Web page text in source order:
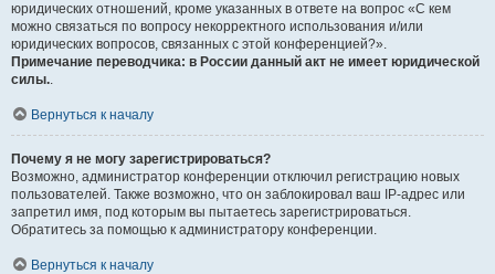
юридических отношений, кроме указанных в ответе на вопрос «С кем
можно связаться по вопросу некорректного использования и/или
юридических вопросов, связанных с этой конференцией?».
Примечание переводчика: в России данный акт не имеет юридической
силы..
Вернуться к началу
Почему я не могу зарегистрироваться?
Возможно, администратор конференции отключил регистрацию новых
пользователей. Также возможно, что он заблокировал ваш IP-адрес или
запретил имя, под которым вы пытаетесь зарегистрироваться.
Обратитесь за помощью к администратору конференции.
Вернуться к началу